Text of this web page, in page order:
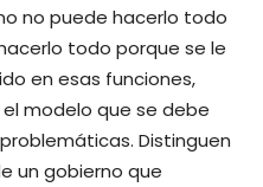
no puede hacerlo todo
todo porque se le
en esas funciones,
modelo que se debe
Distinguen
un gobierno que